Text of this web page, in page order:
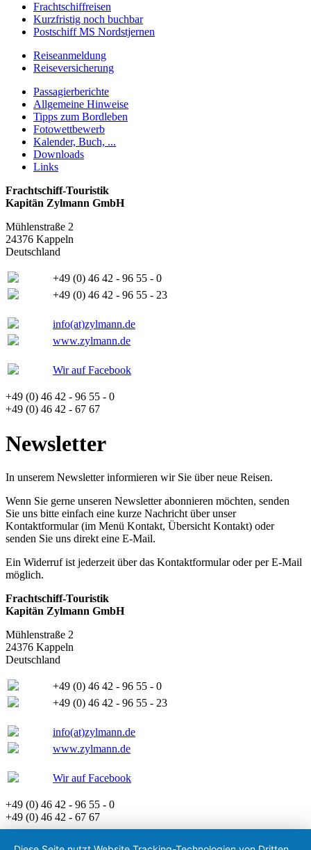
Frachtschiffreisen
Kurzfristig noch buchbar
Postschiff MS Nordstjernen
Reiseanmeldung
Reiseversicherung
Passagierberichte
Allgemeine Hinweise
Tipps zum Bordleben
Fotowettbewerb
Kalender, Buch, ...
Downloads
Links
Frachtschiff-Touristik
Kapitän Zylmann GmbH
Mühlenstraße 2
24376 Kappeln
Deutschland
+49 (0) 46 42 - 96 55 - 0
+49 (0) 46 42 - 96 55 - 23
info(at)zylmann.de
www.zylmann.de
Wir auf Facebook
+49 (0) 46 42 - 96 55 - 0
+49 (0) 46 42 - 67 67
Newsletter
In unserem Newsletter informieren wir Sie über neue Reisen.
Wenn Sie gerne unseren Newsletter abonnieren möchten, senden
Sie uns bitte einfach eine kurze Nachricht über unser
Kontaktformular (im Menü Kontakt, Übersicht Kontakt) oder
senden Sie uns direkt eine E-Mail.
Ein Widerruf ist jederzeit über das Kontaktformular oder per E-Mail
möglich.
Frachtschiff-Touristik
Kapitän Zylmann GmbH
Mühlenstraße 2
24376 Kappeln
Deutschland
+49 (0) 46 42 - 96 55 - 0
+49 (0) 46 42 - 96 55 - 23
info(at)zylmann.de
www.zylmann.de
Wir auf Facebook
+49 (0) 46 42 - 96 55 - 0
+49 (0) 46 42 - 67 67